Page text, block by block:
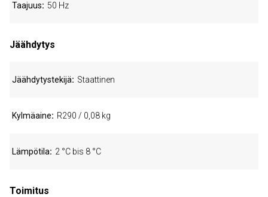
Taajuus 50 Hz
Jäähdytys
Jäähdytystekijä Staattinen
Kylmäaine R290 / 0,08 kg
Lämpötila 2 °C bis 8 °C
Toimitus